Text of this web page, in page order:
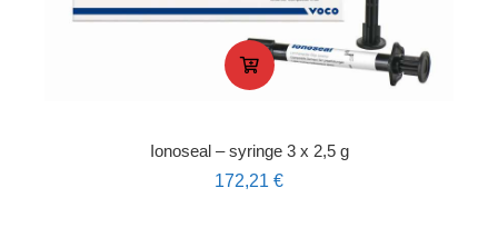
Ionoseal – syringe 3 x 2,5 g
172,21 €